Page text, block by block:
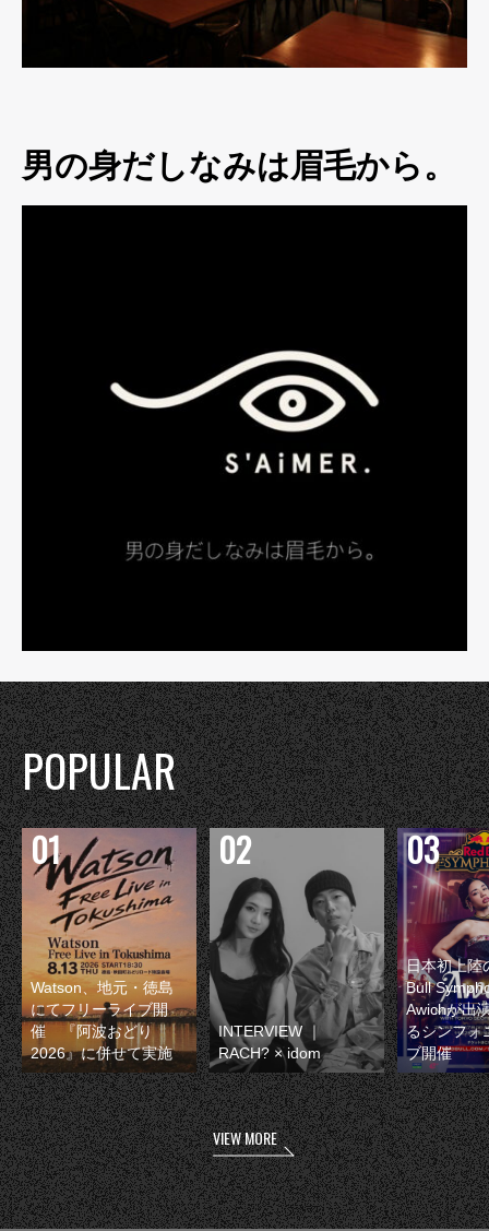
男の身だしなみは眉毛から。
POPULAR
Watson、地元・徳島
にてフリーライブ開
催 『阿波おどり
2026』に併せて実施
INTERVIEW ｜
RACH? × idom
日本初上陸
Bull
Awichが出
るシンフォ
ブ開催
VIEW MORE